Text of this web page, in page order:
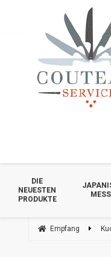
DIE
NEUESTEN
PRODUKTE
Empfang